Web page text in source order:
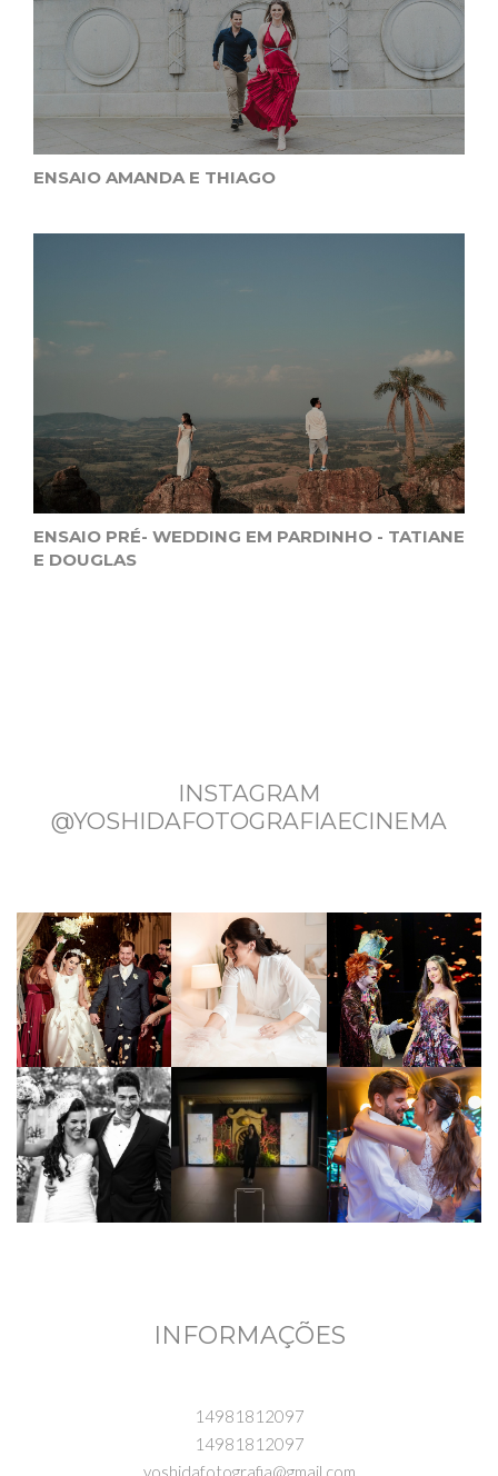
ENSAIO AMANDA E THIAGO
ENSAIO PRÉ- WEDDING EM PARDINHO - TATIANE
E DOUGLAS
INSTAGRAM
@YOSHIDAFOTOGRAFIAECINEMA
INFORMAÇÕES
14981812097
14981812097
yoshidafotografia@gmail.com